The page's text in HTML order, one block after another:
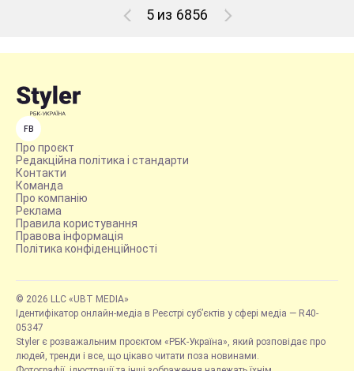
5 из 6856
FB
Про проєкт
Редакційна політика і стандарти
Контакти
Команда
Про компанію
Реклама
Правила користування
Правова інформація
Політика конфіденційності
© 2026 LLC «UBT MEDIA»
Ідентифікатор онлайн-медіа в Реєстрі суб’єктів у сфері медіа — R40-
05347
Styler є розважальним проєктом «РБК-Україна», який розповідає про
людей, тренди і все, що цікаво читати поза новинами.